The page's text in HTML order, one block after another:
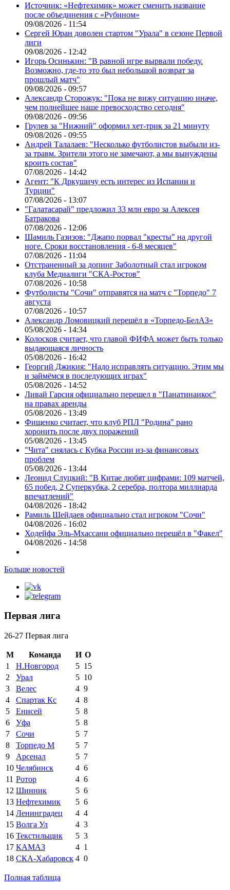
Источник: «Нефтехимик» может сменить название
после объединения с «Рубином»
09/08/2026 - 11:54
Сергей Юран доволен стартом "Урала" в сезоне Первой
лиги
09/08/2026 - 12:42
Игорь Осинькин: "В равной игре вырвали победу.
Возможно, где-то это был небольшой возврат за
прошлый матч"
09/08/2026 - 09:57
Александр Сторожук: "Пока не вижу ситуацию иначе,
чем полнейшее наше превосходство сегодня"
09/08/2026 - 09:56
Грулев за "Нижний" оформил хет-трик за 21 минуту
09/08/2026 - 09:55
Андрей Талалаев: "Несколько футболистов выбыли из-
за травм. Зрители этого не замечают, а мы вынуждены
кроить состав"
07/08/2026 - 14:42
Агент: "К Дркушичу есть интерес из Испании и
Турции"
07/08/2026 - 13:07
"Галатасарай" предложил 33 млн евро за Алексея
Батракова
07/08/2026 - 12:06
Шамиль Газизов: "Джапо порвал "кресты" на другой
ноге. Сроки восстановления - 6-8 месяцев"
07/08/2026 - 11:04
Отстраненный за допинг Заболотный стал игроком
клуба Медиалиги "СКА-Ростов"
07/08/2026 - 10:58
Футболисты "Сочи" отправятся на матч с "Торпедо" 7
августа
07/08/2026 - 10:57
Александр Ломовицкий перешёл в «Торпедо-БелАЗ»
05/08/2026 - 14:34
Колосков считает, что главой ФИФА может быть только
выдающаяся личность
05/08/2026 - 16:42
Георгий Джикия: "Надо исправлять ситуацию. Этим мы
и займёмся в последующих играх"
05/08/2026 - 14:52
Ливай Гарсия официально перешел в "Панатинаикос"
на правах аренды
05/08/2026 - 13:49
Фищенко считает, что клуб РПЛ "Родина" рано
хоронить после двух поражений
05/08/2026 - 13:45
"Чита" снялась с Кубка России из-за финансовых
проблем
05/08/2026 - 13:44
Леонид Слуцкий: "В Китае любят цифрами: 109 матчей,
65 побед, 2 Суперкубка, 2 серебра, полтора миллиарда
впечатлений"
04/08/2026 - 18:42
Рамиль Шейдаев официально стал игроком "Сочи"
04/08/2026 - 16:02
Ходейфа Эль-Мхассани официально перешёл в "Факел"
04/08/2026 - 14:58
Больше новостей
Первая лига
26-27 Первая лига
М Команда И О
1
Н.Новгород 5 15
2
Урал 5 10
3
Велес 4 9
4
Спартак Кс 4 8
5
Енисей 5 8
6
Уфа 5 8
7
Сочи 5 7
8
Торпедо М 5 7
9
Арсенал 5 7
10 Челябинск 4 6
11 Ротор 4 6
12 Шинник 5 6
13 Нефтехимик 5 6
14 Ленинградец 4 4
15 Волга Ул 4 3
16 Текстильщик 5 3
17 КАМАЗ 4 1
18 СКА-Хабаровск 4 0
Полная таблица